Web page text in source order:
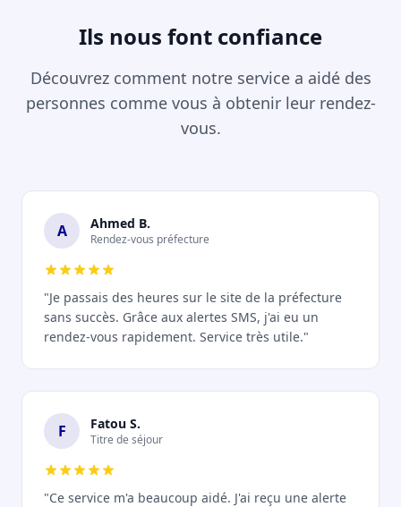
Ils nous font confiance
Découvrez comment notre service a aidé des
personnes comme vous à obtenir leur rendez-
vous.
A Ahmed B.
Rendez-vous préfecture
"Je passais des heures sur le site de la préfecture
sans succès. Grâce aux alertes SMS, j'ai eu un
rendez-vous rapidement. Service très utile."
F Fatou S.
Titre de séjour
"Ce service m'a beaucoup aidé. J'ai reçu une alerte